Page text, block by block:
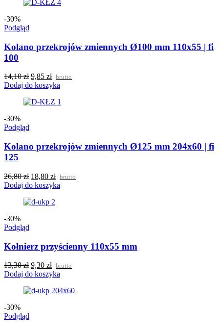
-30%
Podgląd
Kolano przekrojów zmiennych Ø100 mm 110x55 | fi
100
14,10zł 9,85 zł brutto
Dodaj do koszyka
-30%
Podgląd
Kolano przekrojów zmiennych Ø125 mm 204x60 | fi
125
26,80zł 18,80 zł brutto
Dodaj do koszyka
-30%
Podgląd
Kołnierz przyścienny 110x55 mm
13,30zł 9,30 zł brutto
Dodaj do koszyka
-30%
Podgląd